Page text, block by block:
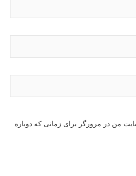
من در مرورگر برای زمانی که دوباره